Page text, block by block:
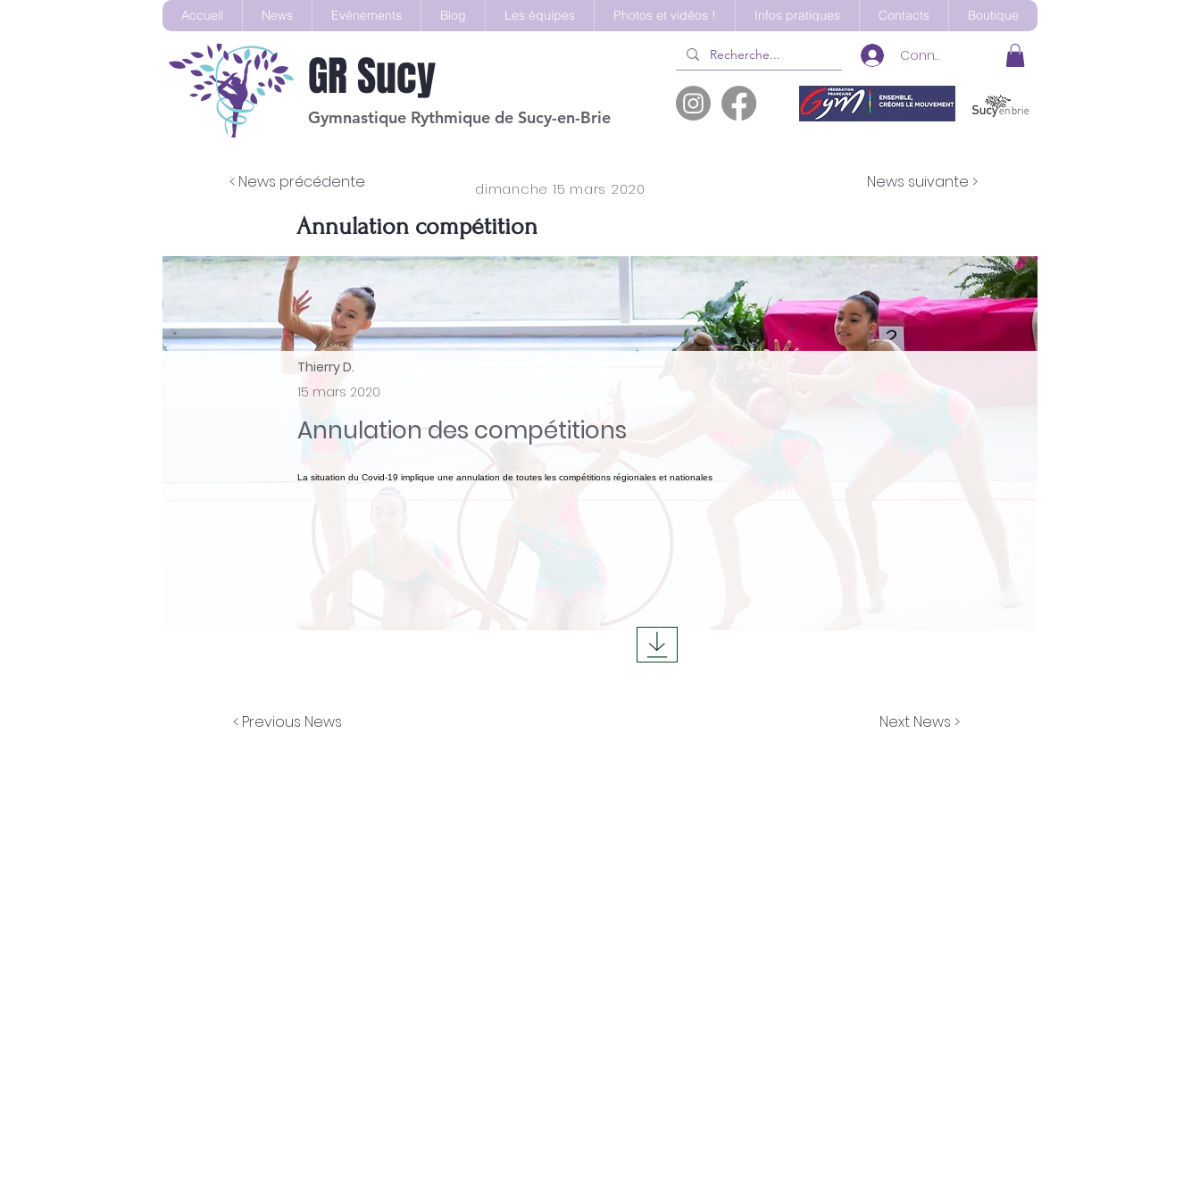
Accueil News Evénements Blog Les équipes Photos et vidéos ! Infos pratiques Contacts Boutique
GRSucy
Gymnastique Rythmique de Sucy-en-Brie
Connexion
< News précédente dimanche 15 mars 2020 News suivante >
Annulation compétition
Thierry D.
15 mars 2020
Annulation des compétitions
La situation du Covid-19 implique une annulation de toutes les compétitions régionales et nationales
< Previous News Next News >